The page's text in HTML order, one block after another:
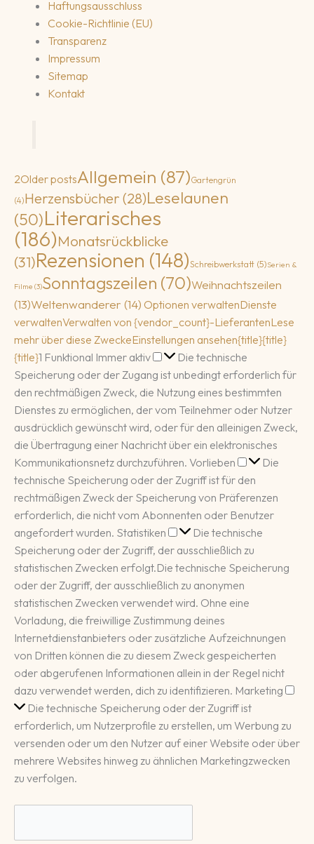
Haftungsausschluss
Cookie-Richtlinie (EU)
Transparenz
Impressum
Sitemap
Kontakt
2Older postsAllgemein (87)Gartengrün
(4)Herzensbücher (28)Leselaunen
(50)Literarisches
(186)Monatsrückblicke
(31)Rezensionen (148)Schreibwerkstatt (5)Serien &
Filme (3)Sonntagszeilen (70)Weihnachtszeilen
(13)Weltenwanderer (14) Optionen verwaltenDienste
verwaltenVerwalten von {vendor_count}-LieferantenLese
mehr über diese ZweckeEinstellungen ansehen{title}{title}
{title}1 Funktional Immer aktiv Funktional
Die technische
Speicherung oder der Zugang ist unbedingt erforderlich für
den rechtmäßigen Zweck, die Nutzung eines bestimmten
Dienstes zu ermöglichen, der vom Teilnehmer oder Nutzer
ausdrücklich gewünscht wird, oder für den alleinigen Zweck,
die Übertragung einer Nachricht über ein elektronisches
Kommunikationsnetz durchzuführen. Vorlieben Vorlieben
Die
technische Speicherung oder der Zugriff ist für den
rechtmäßigen Zweck der Speicherung von Präferenzen
erforderlich, die nicht vom Abonnenten oder Benutzer
angefordert wurden. Statistiken Statistiken
Die technische
Speicherung oder der Zugriff, der ausschließlich zu
statistischen Zwecken erfolgt.Die technische Speicherung
oder der Zugriff, der ausschließlich zu anonymen
statistischen Zwecken verwendet wird. Ohne eine
Vorladung, die freiwillige Zustimmung deines
Internetdienstanbieters oder zusätzliche Aufzeichnungen
von Dritten können die zu diesem Zweck gespeicherten
oder abgerufenen Informationen allein in der Regel nicht
dazu verwendet werden, dich zu identifizieren. Marketing
Die technische Speicherung oder der Zugriff ist
erforderlich, um Nutzerprofile zu erstellen, um Werbung zu
versenden oder um den Nutzer auf einer Website oder über
mehrere Websites hinweg zu ähnlichen Marketingzwecken
zu verfolgen.